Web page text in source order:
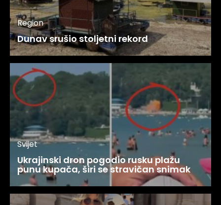
Region
Dunav srušio stoljetni rekord
Svijet
Ukrajinski dron pogodio rusku plažu
punu kupača, širi se stravičan snimak